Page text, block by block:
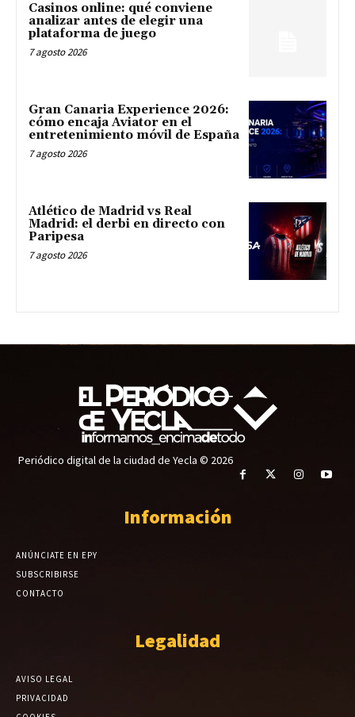
Casinos online: qué conviene
analizar antes de elegir una
plataforma de juego
7 agosto 2026
Gran Canaria Experience 2026:
cómo encaja Aviator en el
entretenimiento móvil de España
7 agosto 2026
Atlético de Madrid vs Real
Madrid: el derbi en directo con
Paripesa
7 agosto 2026
Periódico digital de la ciudad de Yecla © 2026
Información
ANÚNCIATE EN EPY
SUBSCRIBIRSE
CONTACTO
Legalidad
AVISO LEGAL
PRIVACIDAD